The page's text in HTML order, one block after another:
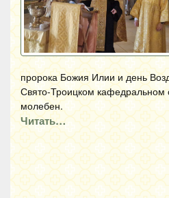
пророка Божия Илии и день
Свято-Троицком
молебен.
Читать…